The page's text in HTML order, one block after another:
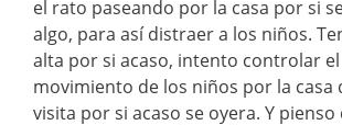
el rato paseando por la casa por si
algo, para así distraer a los niños.
alta por si acaso, intento controlar el
movimiento de los niños por la casa
visita por si acaso se oyera. Y pienso